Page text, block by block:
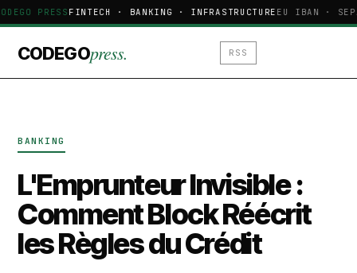
PRESS FINTECH · BANKING · INFRASTRUCTURE EU IBAN ·
CODEGOpress. RSS
BANKING
L'Emprunteur Invisible :
Comment Block Réécrit
les Règles du Crédit